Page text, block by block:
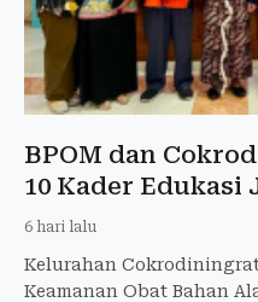
BPOM dan
10 Kader Edukasi
6 hari lalu
Kelurahan
Keamanan Obat Bahan